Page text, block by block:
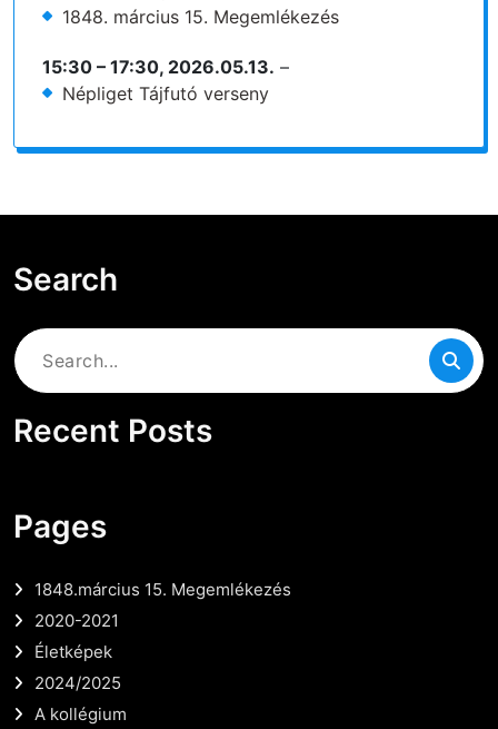
1848. március 15. Megemlékezés
15:30 – 17:30, 2026.05.13. –
Népliget Tájfutó verseny
Search
Search
Recent Posts
Pages
1848.március 15. Megemlékezés
2020-2021
Életképek
2024/2025
A kollégium